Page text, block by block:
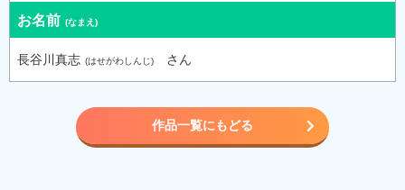
お名前
長谷川真志 さん
作品一覧にもどる